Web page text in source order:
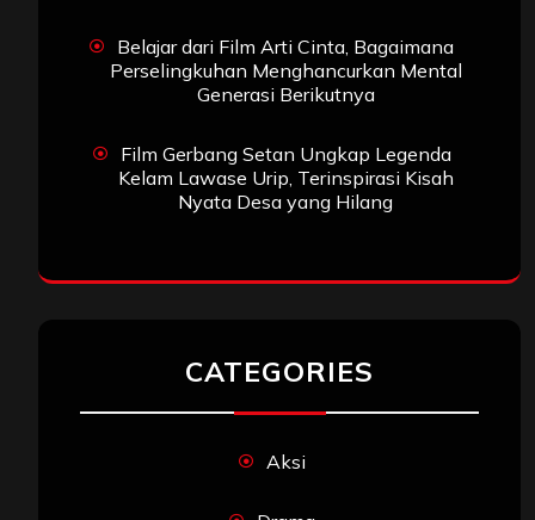
Belajar dari Film Arti Cinta, Bagaimana
Perselingkuhan Menghancurkan Mental
Generasi Berikutnya
Film Gerbang Setan Ungkap Legenda
Kelam Lawase Urip, Terinspirasi Kisah
Nyata Desa yang Hilang
CATEGORIES
Aksi